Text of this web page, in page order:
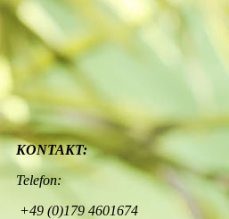
KONTAKT:
Telefon:
+49 (0)179 4601674